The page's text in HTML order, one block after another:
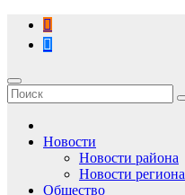
Перейти
содержимому
Новости
Новости района
Новости региона
Общество